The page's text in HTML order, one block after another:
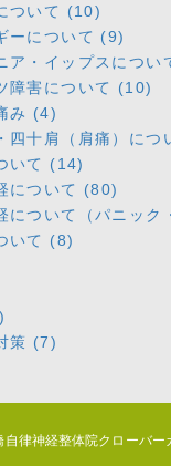
ついて (10)
ーについて (9)
ア・イップスについ
障害について (10)
み (4)
四十肩（肩痛）につ
いて (14)
について (80)
について（パニック
いて (8)
策 (7)
自律神経整体院クローバー